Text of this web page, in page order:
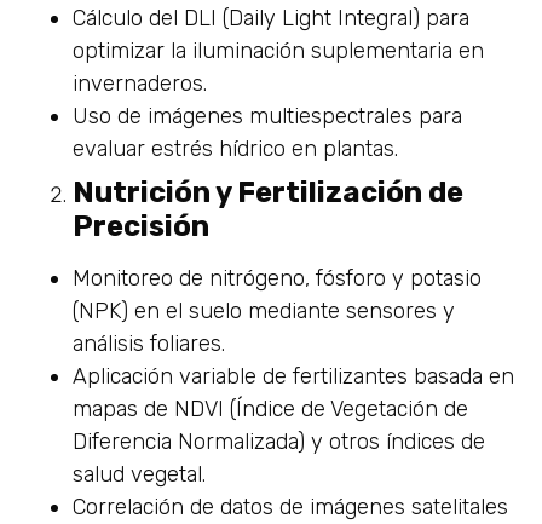
Cálculo del DLI (Daily Light Integral) para
optimizar la iluminación suplementaria en
invernaderos.
Uso de imágenes multiespectrales para
evaluar estrés hídrico en plantas.
Nutrición y Fertilización de
Precisión
Monitoreo de nitrógeno, fósforo y potasio
(NPK) en el suelo mediante sensores y
análisis foliares.
Aplicación variable de fertilizantes basada en
mapas de NDVI (Índice de Vegetación de
Diferencia Normalizada) y otros índices de
salud vegetal.
Correlación de datos de imágenes satelitales